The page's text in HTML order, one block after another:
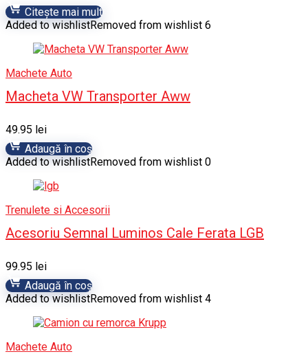
Citește mai mult
Added to wishlistRemoved from wishlist 6
Machete Auto
Macheta VW Transporter Aww
49.95 lei
Adaugă în coș
Added to wishlistRemoved from wishlist 0
Trenulete si Accesorii
Acesoriu Semnal Luminos Cale Ferata LGB
99.95 lei
Adaugă în coș
Added to wishlistRemoved from wishlist 4
Machete Auto